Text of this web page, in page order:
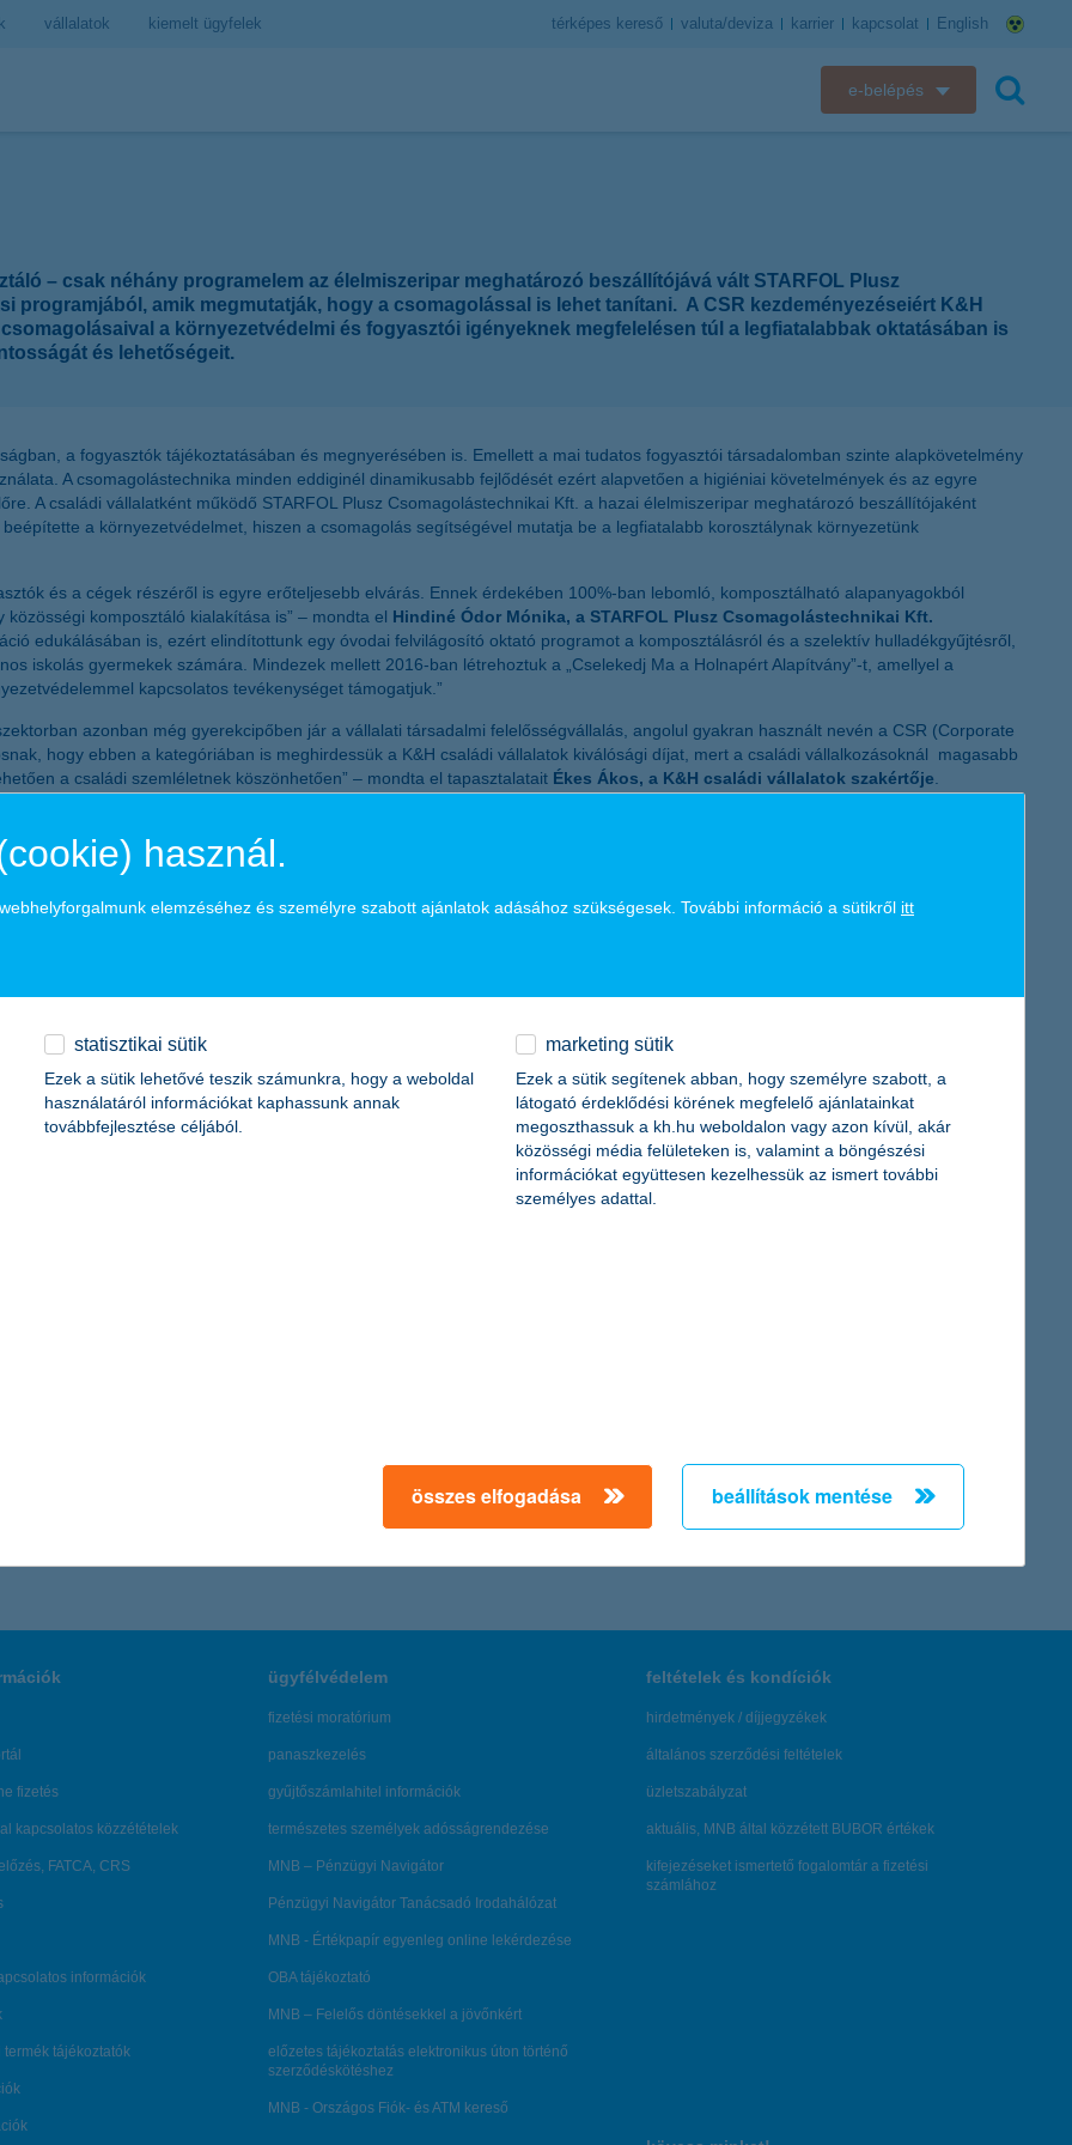
vállalatok kiemelt ügyfelek térképes kereső valuta/deviza karrier kapcsolat English
e-belépés
K&H web Electra
K&H e-kártyafelület
– csak néhány programelem az élelmiszeripar meghatározó beszállítójává vált STARFOL Plusz
programjából, amik megmutatják, hogy a csomagolással is lehet tanítani. A CSR kezdeményezéseiért K&H
a környezetvédelmi és fogyasztói igényeknek megfelelésen túl a legfiatalabbak oktatásában is
és lehetőségeit.
a fogyasztók tájékoztatásában és megnyerésében is. Emellett a mai tudatos fogyasztói társadalomban szinte alapkövetelmény
A csomagolástechnika minden eddiginél dinamikusabb fejlődését ezért alapvetően a higiéniai követelmények és az egyre
A családi vállalatként működő STARFOL Plusz Csomagolástechnikai Kft. a hazai élelmiszeripar meghatározó beszállítójaként
a környezetvédelmet, hiszen a csomagolás segítségével mutatja be a legfiatalabb korosztálynak környezetünk
és a cégek részéről is egyre erőteljesebb elvárás. Ennek érdekében 100%-ban lebomló, komposztálható alapanyagokból
komposztáló kialakítása is” – mondta el Hindiné Ódor Mónika, a STARFOL Plusz Csomagolástechnikai Kft.
edukálásában is, ezért elindítottunk egy óvodai felvilágosító oktató programot a komposztálásról és a szelektív hulladékgyűjtésről,
iskolás gyermekek számára. Mindezek mellett 2016-ban létrehoztuk a „Cselekedj Ma a Holnapért Alapítvány”-t, amellyel a
kapcsolatos tevékenységet támogatjuk.”
azonban még gyerekcipőben jár a vállalati társadalmi felelősségvállalás, angolul gyakran használt nevén a CSR (Corporate
hogy ebben a kategóriában is meghirdessük a K&H családi vállalatok kiválósági díjat, mert a családi vállalkozásoknál magasabb
a családi szemléletnek köszönhetően” – mondta el tapasztalatait Ékes Ákos, a K&H családi vállalatok szakértője
foglalkoztató pénzintézeteként a K&H célja, hogy ügyfelei igényeit minden időben magas szinten elégítse ki, és a lehető legteljesebb
állománnyal segíti háztartások, kisvállalkozások, vállalatok és önkormányzatok finanszírozásán keresztül. A K&H 2017. június
forintos állományával rendelkezett. A cégcsoport teljes tevékenysége hozzávetőlegesen 4000 magyar beszállítónak és mintegy 700
forint
fizetés
kapcsolatos közzétételek
FATCA, CRS
információk
termék tájékoztatók
ügyfélvédelem
fizetési moratórium
panaszkezelés
gyűjtőszámlahitel információk
természetes személyek adósságrendezése
MNB – Pénzügyi Navigátor
Pénzügyi Navigátor Tanácsadó Irodahálózat
MNB - Értékpapír egyenleg online lekérdezése
OBA tájékoztató
MNB – Felelős döntésekkel a jövőnkért
előzetes tájékoztatás elektronikus úton történő
szerződéskötéshez
MNB - Országos Fiók- és ATM kereső
feltételek és kondíciók
hirdetmények / díjjegyzékek
általános szerződési feltételek
üzletszabályzat
aktuális, MNB által közzétett BUBOR értékek
kifejezéseket ismertető fogalomtár a fizetési
számlához
használ.
elemzéséhez és személyre szabott ajánlatok adásához szükségesek. További információ a sütikről itt
statisztikai sütik
Ezek a sütik lehetővé teszik számunkra, hogy a weboldal
használatáról információkat kaphassunk annak
továbbfejlesztése céljából.
marketing sütik
Ezek a sütik segítenek abban, hogy személyre szabott, a
látogató érdeklődési körének megfelelő ajánlatainkat
megoszthassuk a kh.hu weboldalon vagy azon kívül, akár
közösségi média felületeken is, valamint a böngészési
információkat együttesen kezelhessük az ismert további
személyes adattal.
összes elfogadása beállítások mentése